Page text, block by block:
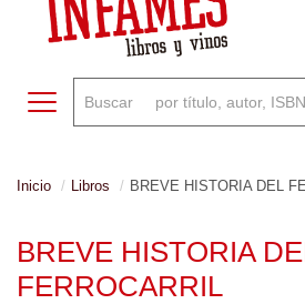
Toggle navigation
Inicio Libros BREVE HISTORIA DEL
BREVE HISTORIA
FERROCARRIL